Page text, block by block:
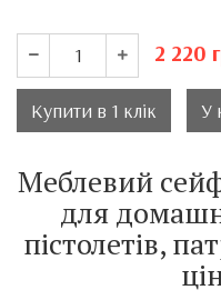
2 220
Купити в 1 клік У
Меблевий
для
пістолетів,